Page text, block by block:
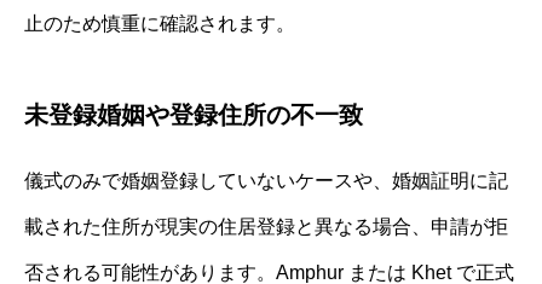
止のため慎重に確認されます。
未登録婚姻や登録住所の不一致
儀式のみで婚姻登録していないケースや、婚姻証明に記
載された住所が現実の住居登録と異なる場合、申請が拒
否される可能性があります。Amphur または Khet で正式